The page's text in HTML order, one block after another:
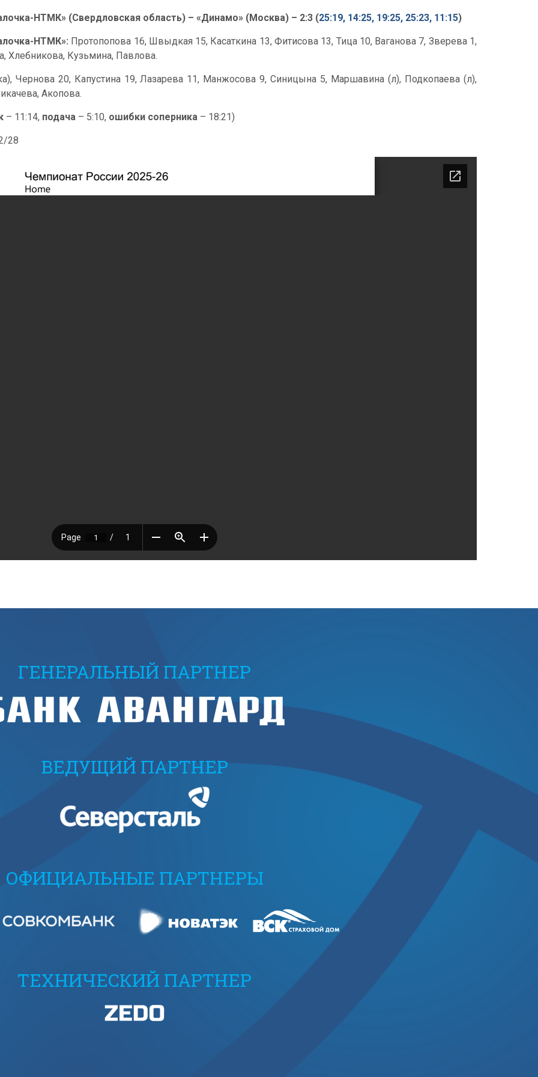
НТМК» (Свердловская область) – «Динамо» (Москва) – 2:3 (25:19, 14:25, 19:25, 25:23, 11:15)
НТМК»: Протопопова 16, Швыдкая 15, Касаткина 13, Фитисова 13, Тица 10, Ваганова 7, Зверева 1,
Хлебникова, Кузьмина, Павлова.
Чернова 20, Капустина 19, Лазарева 11, Манжосова 9, Синицына 5, Маршавина (л), Подкопаева (л),
Акопова.
– 11:14, подача – 5:10, ошибки соперника – 18:21)
28
ГЕНЕРАЛЬНЫЙ ПАРТНЕР
ВЕДУЩИЙ ПАРТНЕР
ОФИЦИАЛЬНЫЕ ПАРТНЕРЫ
ТЕХНИЧЕСКИЙ ПАРТНЕР